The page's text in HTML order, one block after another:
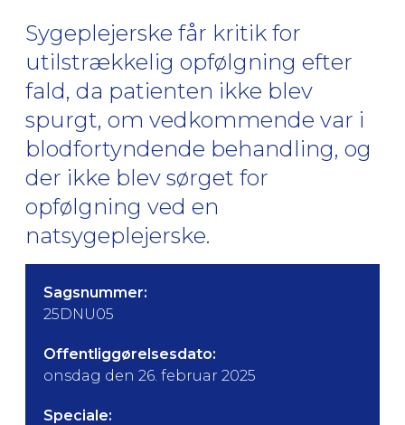
Sygeplejerske får kritik for
utilstrækkelig opfølgning efter
fald, da patienten ikke blev
spurgt, om vedkommende var i
blodfortyndende behandling, og
der ikke blev sørget for
opfølgning ved en
natsygeplejerske.
Sagsnummer:
25DNU05
Offentliggørelsesdato:
onsdag den 26. februar 2025
Speciale: